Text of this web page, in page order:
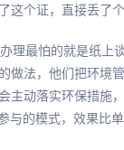
这个证，直接丢了个
理最怕的就是纸上
做法，他们把环境
主动落实环保措施
与的模式，效果比